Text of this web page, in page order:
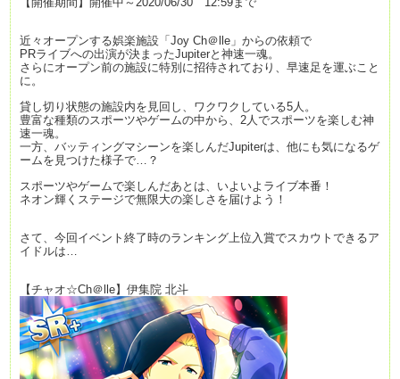
近々オープンする娯楽施設「Joy Ch＠lle」からの依頼で
PRライブへの出演が決まったJupiterと神速一魂。
さらにオープン前の施設に特別に招待されており、早速足を運ぶこと
に。
貸し切り状態の施設内を見回し、ワクワクしている5人。
豊富な種類のスポーツやゲームの中から、2人でスポーツを楽しむ神
速一魂。
一方、バッティングマシーンを楽しんだJupiterは、他にも気になるゲ
ームを見つけた様子で…？
スポーツやゲームで楽しんだあとは、いよいよライブ本番！
ネオン輝くステージで無限大の楽しさを届けよう！
さて、今回イベント終了時のランキング上位入賞でスカウトできるア
イドルは…
【チャオ☆Ch＠lle】伊集院 北斗